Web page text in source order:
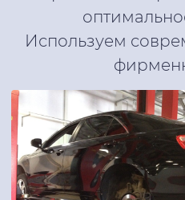
Используем